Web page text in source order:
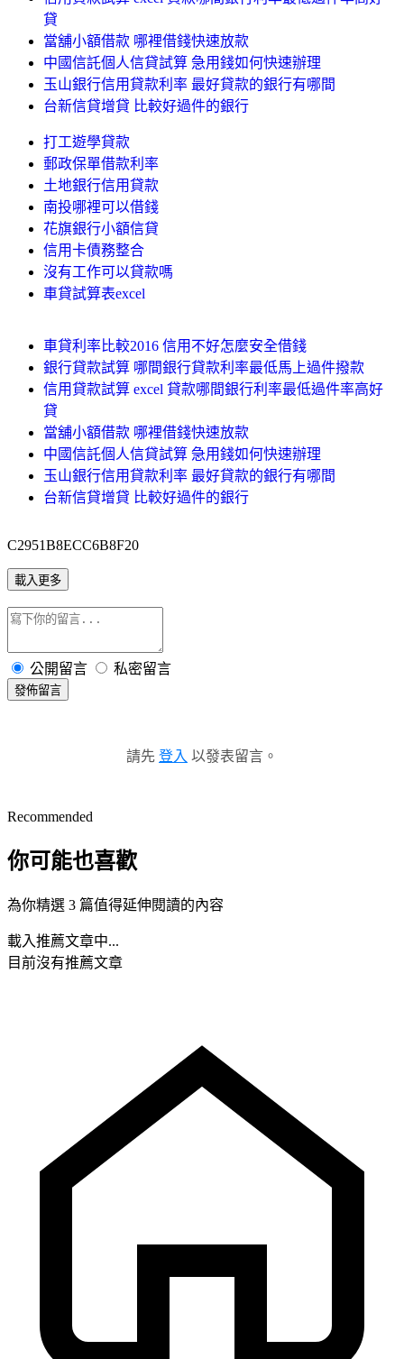
貸
當舖小額借款 哪裡借錢快速放款
中國信託個人信貸試算 急用錢如何快速辦理
玉山銀行信用貸款利率 最好貸款的銀行有哪間
台新信貸增貸 比較好過件的銀行
打工遊學貸款
郵政保單借款利率
土地銀行信用貸款
南投哪裡可以借錢
花旗銀行小額信貸
信用卡債務整合
沒有工作可以貸款嗎
車貸試算表excel
車貸利率比較2016 信用不好怎麼安全借錢
銀行貸款試算 哪間銀行貸款利率最低馬上過件撥款
信用貸款試算 excel 貸款哪間銀行利率最低過件率高好
貸
當舖小額借款 哪裡借錢快速放款
中國信託個人信貸試算 急用錢如何快速辦理
玉山銀行信用貸款利率 最好貸款的銀行有哪間
台新信貸增貸 比較好過件的銀行
C2951B8ECC6B8F20
載入更多
公開留言 私密留言
發佈留言
請先 登入 以發表留言。
Recommended
你可能也喜歡
為你精選 3 篇值得延伸閱讀的內容
載入推薦文章中...
目前沒有推薦文章